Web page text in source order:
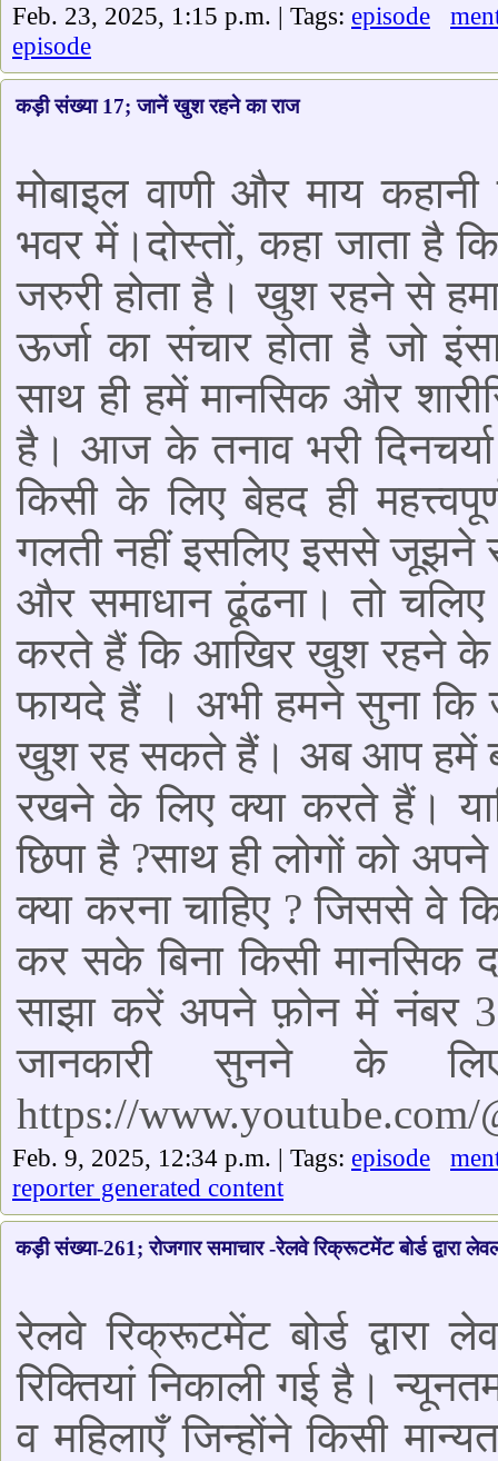
Feb. 23, 2025, 1:15 p.m. | Tags: episode
episode
कड़ी संख्या 17; जानें खुश रहने का राज
मोबाइल वाणी और माय
भवर में।दोस्तों, कहा जाता है
जरुरी होता है। खुश रहने से
ऊर्जा का संचार होता है जो
साथ ही हमें मानसिक और
है। आज के तनाव भरी
किसी के लिए बेहद ही
गलती नहीं इसलिए इससे
और समाधान ढूंढना। तो
करते हैं कि आखिर खुश रहने के
फायदे हैं । अभी हमने सुना
खुश रह सकते हैं। अब आप हमें
रखने के लिए क्या करते हैं।
छिपा है ?साथ ही लोगों को
क्या करना चाहिए ? जिससे वे
कर सके बिना किसी मानसिक
साझा करें अपने फ़ोन में नंबर
जानकारी सुनने के
https://www.youtube.com/
Feb. 9, 2025, 12:34 p.m. | Tags: episode
reporter generated content
कड़ी संख्या-261; रोजगार समाचार -रेलवे रिक्रूटमेंट बोर्ड द्वारा
रेलवे रिक्रूटमेंट बोर्ड
रिक्तियां निकाली गई है।
व महिलाएँ जिन्होंने किसी